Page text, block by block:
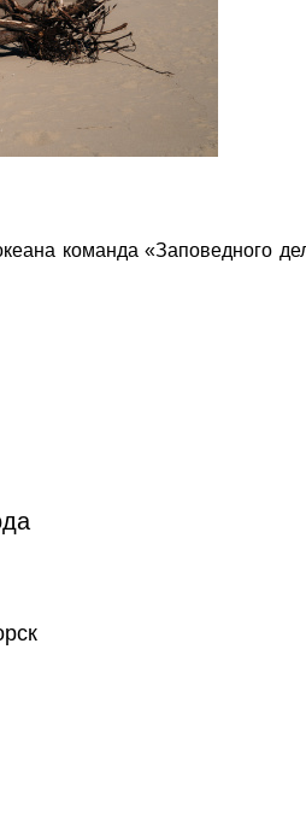
команда «Заповедного